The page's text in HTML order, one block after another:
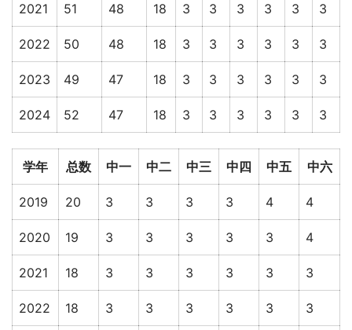
2021 51 48 18 3 3 3 3 3 3
2022 50 48 18 3 3 3 3 3 3
2023 49 47 18 3 3 3 3 3 3
2024 52 47 18 3 3 3 3 3 3
学年 总数 中一 中二 中三 中四 中五 中六
2019 20 3 3 3 3 4 4
2020 19 3 3 3 3 3 4
2021 18 3 3 3 3 3 3
2022 18 3 3 3 3 3 3